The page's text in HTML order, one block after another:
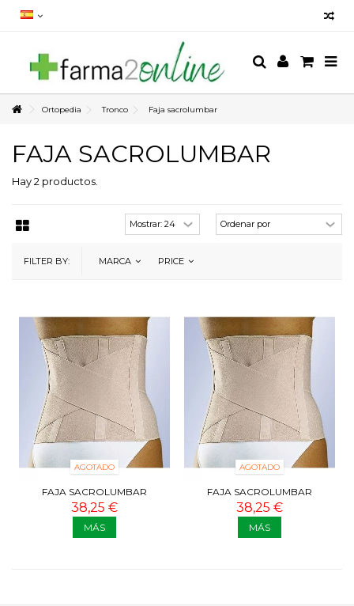
Ortopedia Tronco Faja sacrolumbar
FAJA SACROLUMBAR
Hay 2 productos.
FILTER BY: MARCA PRICE
AGOTADO
FAJA SACROLUMBAR
ELÁSTICA “CLASSIC” L-250
TALLA 4
38,25 €
MÁS
AGOTADO
FAJA SACROLUMBAR
ELÁSTICA “CLASSIC” L-250
TALLA 3
38,25 €
MÁS